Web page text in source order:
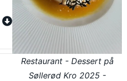
Restaurant - Dessert på
Søllerød Kro 2025 -